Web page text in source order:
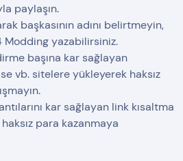
paylaşın.
başkasının adını belirtmeyin,
Modding yazabilirsiniz.
başına kar sağlayan
vb. sitelere yükleyerek haksız
kar sağlayan link kısaltma
para kazanmaya